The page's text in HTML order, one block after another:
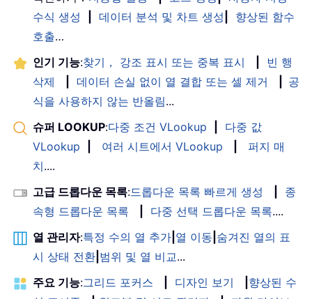
수식 생성
데이터 분석 및 차트 생성
향상된 함수
호출…
인기 기능:찾기， 강조 표시 또는 중복 표시
빈 행
삭제
데이터 손실 없이 열 결합 또는 셀 제거
공
식을 사용하지 않는 반올림...
슈퍼 LOOKUP:다중 조건 VLookup
다중 값
VLookup
여러 시트에서 VLookup
퍼지 매
치....
고급 드롭다운 목록:드롭다운 목록 빠르게 생성
종
속형 드롭다운 목록
다중 선택 드롭다운 목록....
열 관리자:특정 수의 열 추가 열 이동 숨겨진 열의 표
시 상태 전환 범위 및 열 비교...
주요 기능:그리드 포커스 디자인 보기
향상된 수